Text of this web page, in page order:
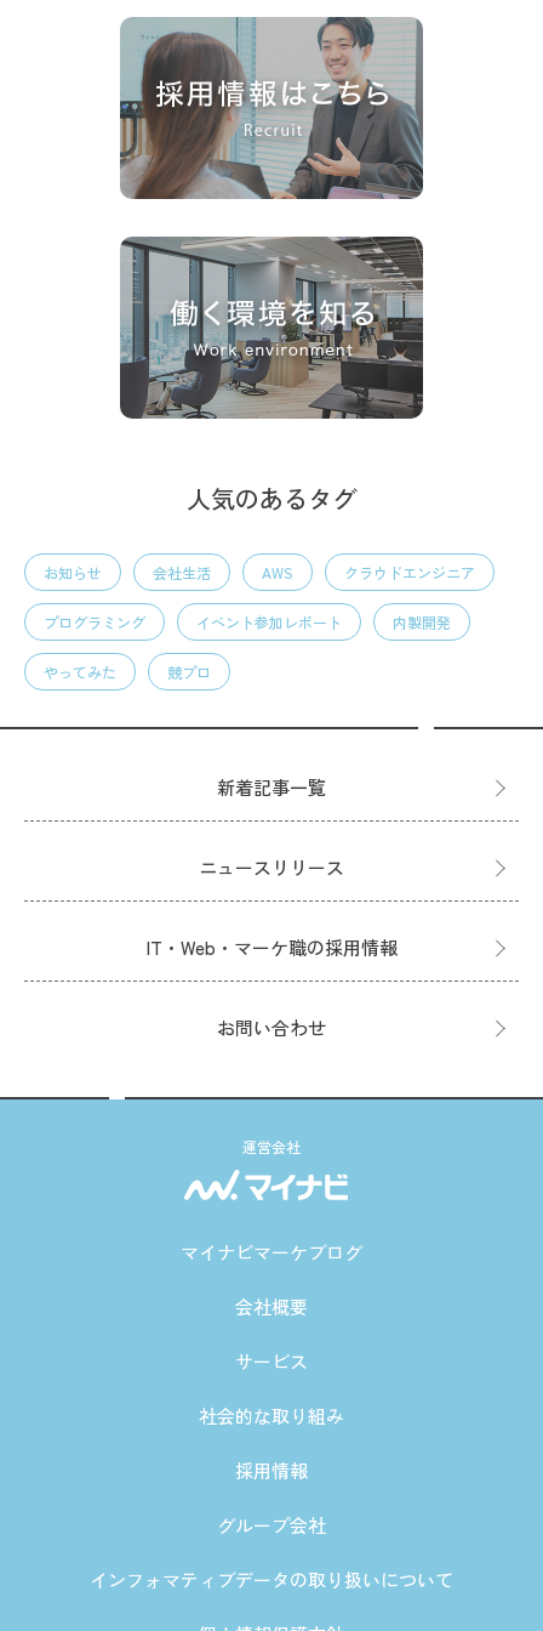
人気のあるタグ
お知らせ 会社生活 AWS クラウドエンジニア
プログラミング イベント参加レポート 内製開発
やってみた 競プロ
新着記事一覧
ニュースリリース
IT・Web・マーケ職の採用情報
お問い合わせ
運営会社
マイナビマーケブログ
会社概要
サービス
社会的な取り組み
採用情報
グループ会社
インフォマティブデータの取り扱いについて